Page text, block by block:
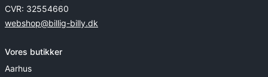
CVR: 32554660
webshop@billig-billy.dk
Vores butikker
Aarhus